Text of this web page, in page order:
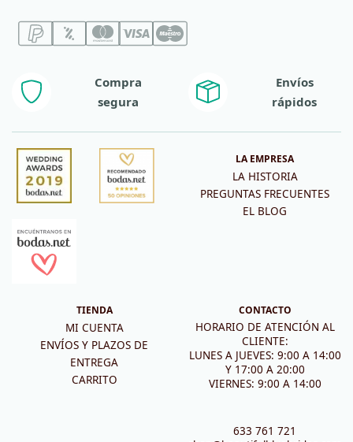
Compra
segura
Envíos
rápidos
LA EMPRESA
LA HISTORIA
PREGUNTAS FRECUENTES
EL BLOG
TIENDA
MI CUENTA
ENVÍOS Y PLAZOS DE
ENTREGA
CARRITO
CONTACTO
HORARIO DE ATENCIÓN AL
CLIENTE:
LUNES A JUEVES: 9:00 A 14:00
Y 17:00 A 20:00
VIERNES: 9:00 A 14:00
633 761 721